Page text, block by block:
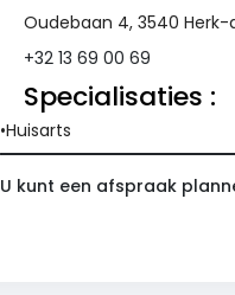
Oudebaan 4, 3540 Herk-
+32 13 69 00 69
Specialisaties :
Huisarts
U kunt een afspraak